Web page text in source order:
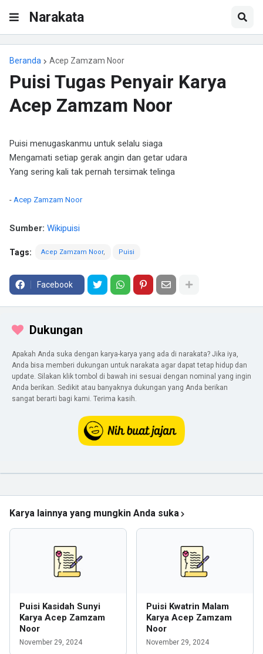
Narakata
Beranda Acep Zamzam Noor
Puisi Tugas Penyair Karya
Acep Zamzam Noor
Puisi menugaskanmu untuk selalu siaga
Mengamati setiap gerak angin dan getar udara
Yang sering kali tak pernah tersimak telinga
- Acep Zamzam Noor
Sumber: Wikipuisi
Tags: Acep Zamzam Noor Puisi
Facebook
Dukungan
Apakah Anda suka dengan karya-karya yang ada di narakata? Jika iya,
Anda bisa memberi dukungan untuk narakata agar dapat tetap hidup dan
update. Silakan klik tombol di bawah ini sesuai dengan nominal yang ingin
Anda berikan. Sedikit atau banyaknya dukungan yang Anda berikan
sangat berarti bagi kami. Terima kasih.
Karya lainnya yang mungkin Anda suka
Puisi Kasidah Sunyi
Karya Acep Zamzam
Noor
November 29, 2024
Puisi Kwatrin Malam
Karya Acep Zamzam
Noor
November 29, 2024